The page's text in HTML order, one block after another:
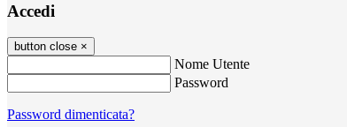
Accedi
button close ×
Nome Utente
Password
Password dimenticata?